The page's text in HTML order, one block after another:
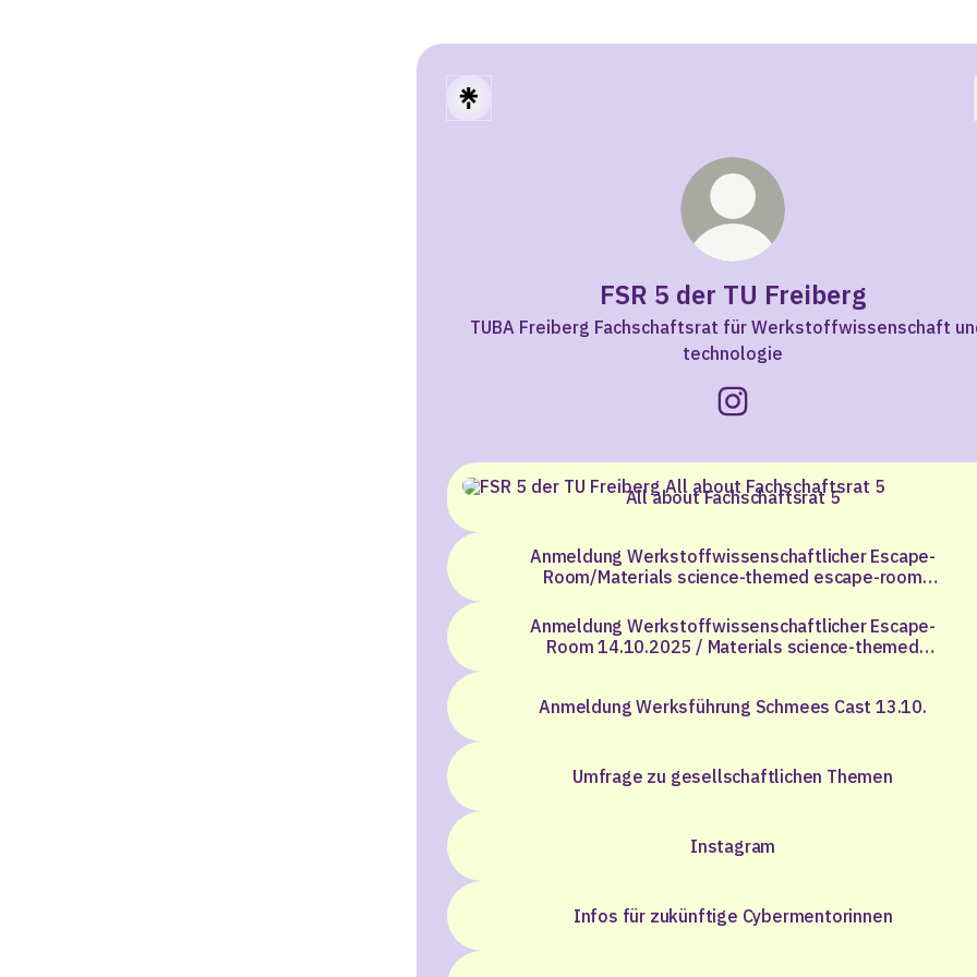
FSR 5 der TU Freiberg
TUBA Freiberg Fachschaftsrat für Werkstoffwissenschaft
technologie
All about Fachschaftsrat 5
All about Fachschaftsrat 5
Anmeldung Werkstoffwissenschaftlicher Escape-
Room/Materials science-themed escape-room
Anmeldung Werkstoffwissenschaftlicher Escape-
Room 14.10.2025 / Materials science-themed
Anmeldung Werksführung Schmees Cast 13.10.
Umfrage zu gesellschaftlichen Themen
Instagram
Infos für zukünftige Cybermentorinnen